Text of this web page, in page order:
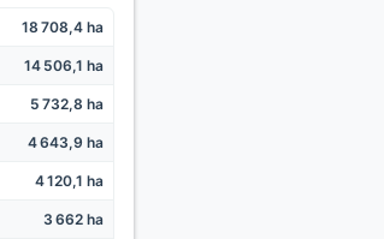
18 708,4 ha
14 506,1 ha
5 732,8 ha
4 643,9 ha
4 120,1 ha
3 662 ha